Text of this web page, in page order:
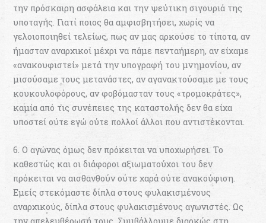
την πρόσκαιρη ασφάλεια και την ψεύτικη σιγουριά της
υποταγής. Γιατί ποιος θα αμφισβητήσει, χωρίς να
γελοιοποιηθεί τελείως, πως αν μας αρκούσε το τίποτα, αν
ήμασταν αναρχικοί μέχρι να πάμε πενταήμερη, αν είχαμε
«ανακουφιστεί» μετά την υπογραφή του μνημονίου, αν
μισούσαμε τους μετανάστες, αν αγανακτούσαμε με τους
κουκουλοφόρους, αν φοβόμασταν τους «τρομοκράτες»,
καμία από τις συνέπειες της καταστολής δεν θα είχα
υποστεί ούτε εγώ ούτε πολλοί άλλοι που αντιστέκονται.
6. Ο αγώνας όμως δεν πρόκειται να υποχωρήσει. Το
καθεστώς και οι διάφοροι αξιωματούχοι του δεν
πρόκειται να αισθανθούν ούτε χαρά ούτε ανακούφιση.
Εμείς στεκόμαστε δίπλα στους φυλακισμένους
αναρχικούς, δίπλα στους φυλακισμένους αγωνιστές. Ως